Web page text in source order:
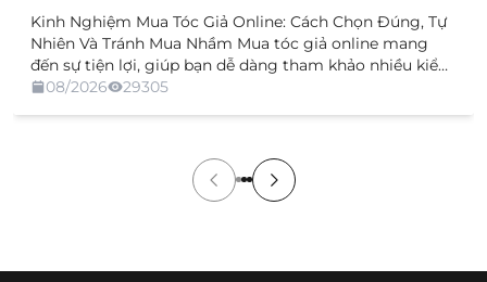
Kinh Nghiệm Mua Tóc Giả Online: Cách Chọn Đúng, Tự
Nhiên Và Tránh Mua Nhầm Mua tóc giả online mang
đến sự tiện lợi, giúp bạn dễ dàng tham khảo nhiều kiểu
dáng, chất liệu và mức giá mà không cần trực tiếp đến
08/2026 29305